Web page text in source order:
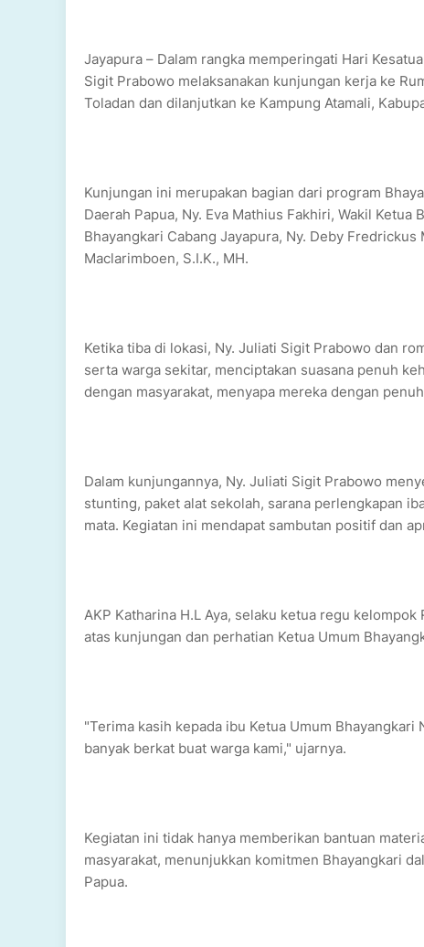
Jayapura – Dalam rangka memperingati Hari
Sigit Prabowo melaksanakan kunjungan kerja ke
Toladan dan dilanjutkan ke Kampung Atamali,
Kunjungan ini merupakan bagian dari program
Daerah Papua, Ny. Eva Mathius Fakhiri, Wakil
Bhayangkari Cabang Jayapura, Ny. Deby
Maclarimboen, S.I.K., MH.
Ketika tiba di lokasi, Ny. Juliati Sigit Prabowo dan
serta warga sekitar, menciptakan suasana penuh
dengan masyarakat, menyapa mereka dengan
Dalam kunjungannya, Ny. Juliati Sigit Prabowo
stunting, paket alat sekolah, sarana perlengkapan
mata. Kegiatan ini mendapat sambutan positif dan
AKP Katharina H.L Aya, selaku ketua regu
atas kunjungan dan perhatian Ketua Umum
"Terima kasih kepada ibu Ketua Umum
banyak berkat buat warga kami," ujarnya.
Kegiatan ini tidak hanya memberikan bantuan
masyarakat, menunjukkan komitmen Bhayangkari
Papua.